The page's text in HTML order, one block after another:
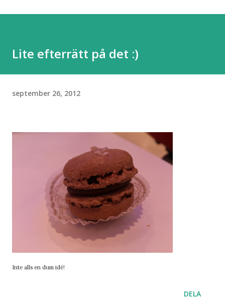
Lite efterrätt på det :)
september 26, 2012
Inte alls en dum idé!
DELA